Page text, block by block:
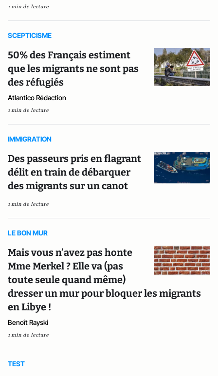
1 min de lecture
SCEPTICISME
50% des Français estiment
que les migrants ne sont pas
des réfugiés
Atlantico Rédaction
1 min de lecture
IMMIGRATION
Des passeurs pris en flagrant
délit en train de débarquer
des migrants sur un canot
1 min de lecture
LE BON MUR
Mais vous n’avez pas honte
Mme Merkel ? Elle va (pas
toute seule quand même)
dresser un mur pour bloquer les migrants
en Libye !
Benoît Rayski
1 min de lecture
TEST